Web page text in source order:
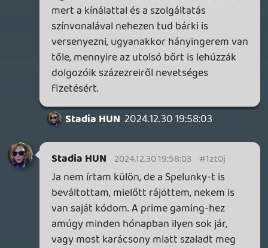
Részemről amúgy nem arról van szó, hogy
bármi bajom lenne az indie játékokkal, sőt,
abszolút leborulok egy jó ötlet, egy
élvezetes játékmenet vagy
szemkápráztató art-design előtt. (VR-ra
viszonylag sokszor veszek is ilyeneket.) Az
elmúlt két évtized majd' minden évében
tudtam volna 10 baromi szórakoztatónak
kinéző indie-címet mondani a
sikeresebbekből.
Egyszerűen véges a videójátékokra szánt
időm, és már az is többszörösen telített,
nem fér már bele több minden...és nem is
akarok erre több időt szánni. Itt nem is
sokszor csak a néhány órás játékidőkre
gondolok, hanem magára a szegmens
szemmel tartására, cikkek-tesztek-
ajánlók-fórumok-stb. olvasgatására,
nyilván tudod, miről is van szó. 🙂